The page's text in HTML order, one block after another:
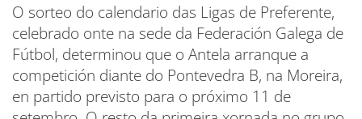
O sorteo do calendario das Ligas de Preferente,
celebrado onte na sede da Federación Galega de
Fútbol, determinou que o Antela arranque a
competición diante do Pontevedra B, na Moreira,
en partido previsto para o próximo 11 de